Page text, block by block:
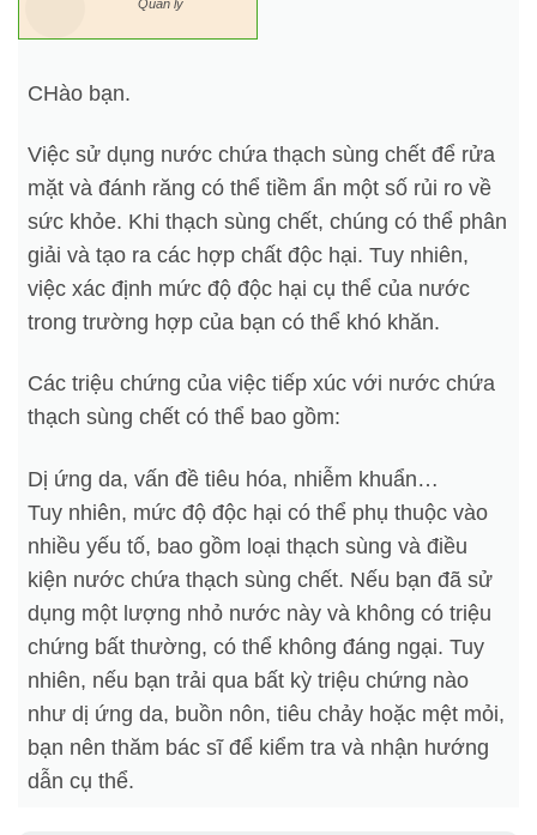
Quản lý
CHào bạn.
Việc sử dụng nước chứa thạch sùng chết để rửa
mặt và đánh răng có thể tiềm ẩn một số rủi ro về
sức khỏe. Khi thạch sùng chết, chúng có thể phân
giải và tạo ra các hợp chất độc hại. Tuy nhiên,
việc xác định mức độ độc hại cụ thể của nước
trong trường hợp của bạn có thể khó khăn.
Các triệu chứng của việc tiếp xúc với nước chứa
thạch sùng chết có thể bao gồm:
Dị ứng da, vấn đề tiêu hóa, nhiễm khuẩn…
Tuy nhiên, mức độ độc hại có thể phụ thuộc vào
nhiều yếu tố, bao gồm loại thạch sùng và điều
kiện nước chứa thạch sùng chết. Nếu bạn đã sử
dụng một lượng nhỏ nước này và không có triệu
chứng bất thường, có thể không đáng ngại. Tuy
nhiên, nếu bạn trải qua bất kỳ triệu chứng nào
như dị ứng da, buồn nôn, tiêu chảy hoặc mệt mỏi,
bạn nên thăm bác sĩ để kiểm tra và nhận hướng
dẫn cụ thể.